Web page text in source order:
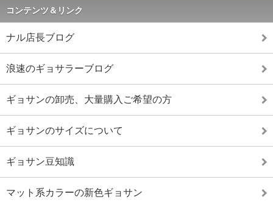
コンテンツ＆リンク
ナル店長ブログ
浪速のギョサラーブログ
ギョサンの卸売、大量購入ご希望の方
ギョサンのサイズについて
ギョサン豆知識
マット系カラーの新色ギョサン